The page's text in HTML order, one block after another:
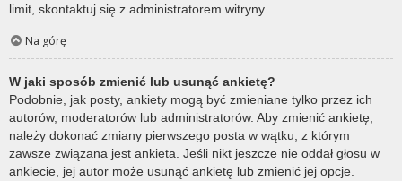
limit, skontaktuj się z administratorem witryny.
Na górę
W jaki sposób zmienić lub usunąć ankietę?
Podobnie, jak posty, ankiety mogą być zmieniane tylko przez ich
autorów, moderatorów lub administratorów. Aby zmienić ankietę,
należy dokonać zmiany pierwszego posta w wątku, z którym
zawsze związana jest ankieta. Jeśli nikt jeszcze nie oddał głosu w
ankiecie, jej autor może usunąć ankietę lub zmienić jej opcje.